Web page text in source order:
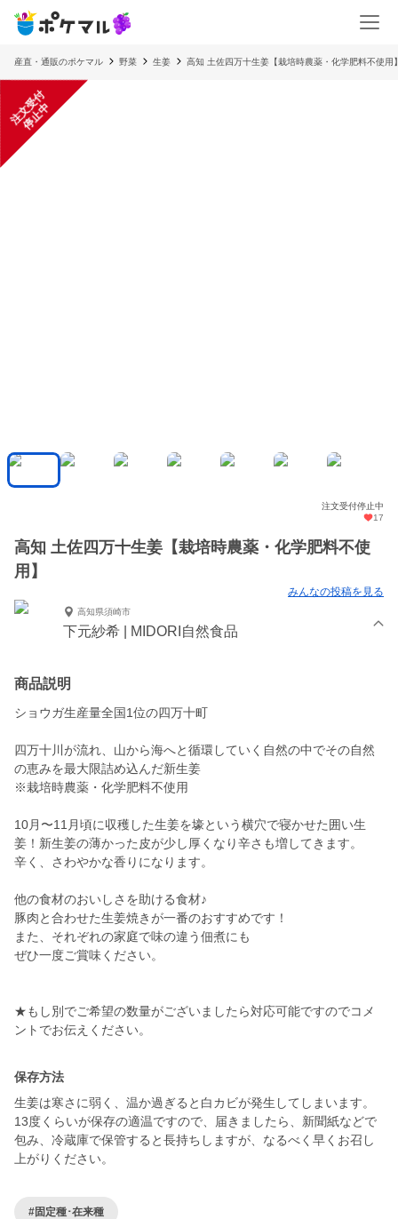
産直・通販のポケマル 野菜 生姜 高知 土佐四万十生姜【栽培時農薬・化学肥料不使用
注
文
受
付
停
止
中
注文受付停止中
17
高知 土佐四万十生姜【栽培時農薬・化学肥料不使
用】
みんなの投稿を見る
高知県須崎市
下元紗希 | MIDORI自然食品
商品説明
ショウガ生産量全国1位の四万十町
四万十川が流れ、山から海へと循環していく自然の中でその自然
の恵みを最大限詰め込んだ新生姜
※栽培時農薬・化学肥料不使用
10月〜11月頃に収穫した生姜を壕という横穴で寝かせた囲い生
姜！新生姜の薄かった皮が少し厚くなり辛さも増してきます。
辛く、さわやかな香りになります。
他の食材のおいしさを助ける食材♪
豚肉と合わせた生姜焼きが一番のおすすめです！
また、それぞれの家庭で味の違う佃煮にも
ぜひ一度ご賞味ください。
★もし別でご希望の数量がございましたら対応可能ですのでコメ
ントでお伝えください。
保存方法
生姜は寒さに弱く、温か過ぎると白カビが発生してしまいます。
13度くらいが保存の適温ですので、届きましたら、新聞紙などで
包み、冷蔵庫で保管すると長持ちしますが、なるべく早くお召し
上がりください。
#固定種･在来種